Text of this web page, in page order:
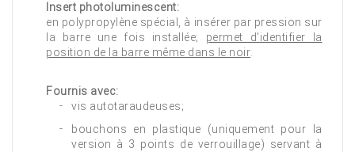
Insert photoluminescent:
en polypropylène spécial, à insérer par pression sur
la barre une fois installée; permet d'identifier la
position de la barre même dans le noir
Fournis avec:
vis autotaraudeuses;
bouchons en plastique (uniquement pour la
version à 3 points de verrouillage) servant à